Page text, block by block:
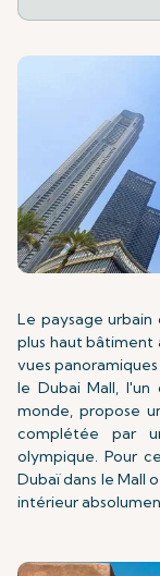
Le paysage urbain
plus haut bâtiment
vues
le Dubai Mall, l'un
monde, propose
complétée par
olympique. Pour
Dubaï dans le Mall
intérieur